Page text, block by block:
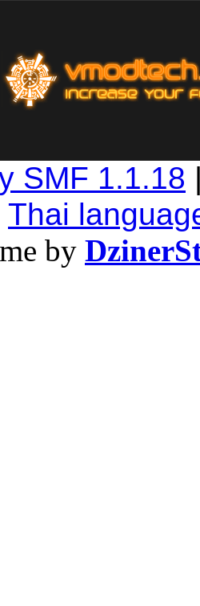
SMF 1.1.18
Thai
by